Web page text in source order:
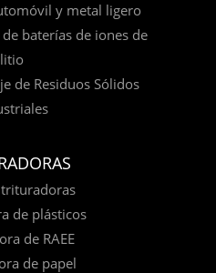
y metal ligero
baterías de iones de
litio
de Residuos Sólidos
de plásticos
de RAEE
de papel